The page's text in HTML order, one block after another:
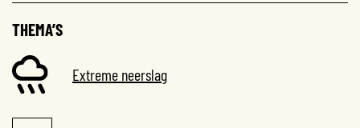
THEMA’S
Extreme neerslag